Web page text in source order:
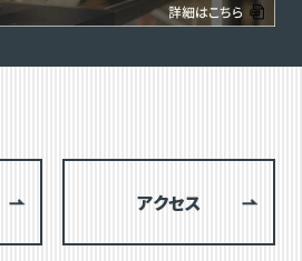
アクセス